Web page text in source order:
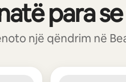
para
një qëndrim në